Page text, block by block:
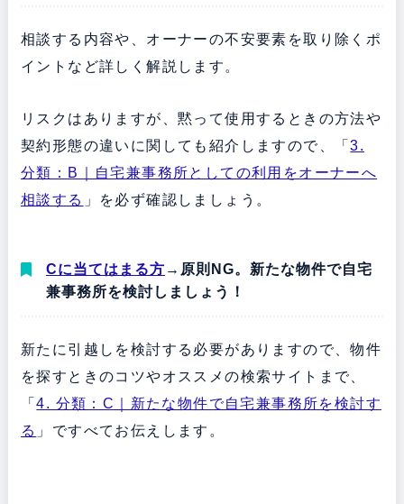
相談する内容や、オーナーの不安要素を取り除くポ
イントなど詳しく解説します。
リスクはありますが、黙って使用するときの方法や
契約形態の違いに関しても紹介しますので、「3.
分類：B｜自宅兼事務所としての利用をオーナーへ
相談する 」を必ず確認しましょう。
Cに当てはまる方 →原則NG。新たな物件で自宅
兼事務所を検討しましょう！
新たに引越しを検討する必要がありますので、物件
を探すときのコツやオススメの検索サイトまで、
「4. 分類：C｜新たな物件で自宅兼事務所を検討す
る 」ですべてお伝えします。